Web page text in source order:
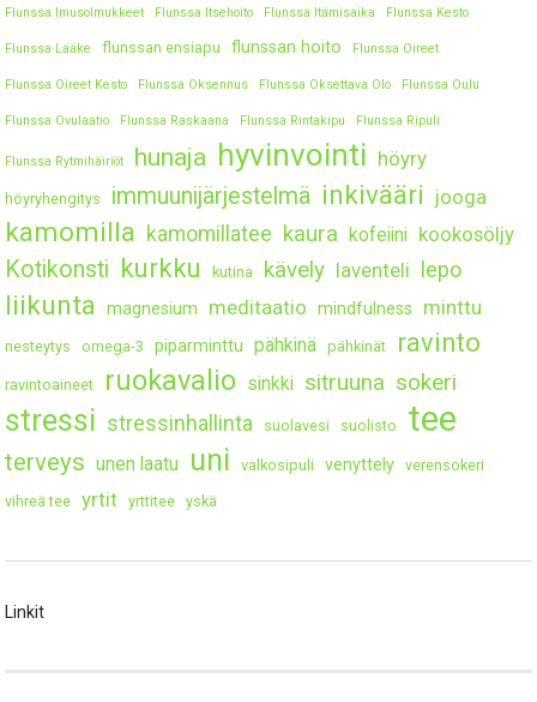
Flunssa Imusolmukkeet Flunssa Itsehoito Flunssa Itämisaika Flunssa Kesto
Flunssa Lääke flunssan ensiapu flunssan hoito Flunssa Oireet
Flunssa Oireet Kesto Flunssa Oksennus Flunssa Oksettava Olo Flunssa Oulu
Flunssa Ovulaatio Flunssa Raskaana Flunssa Rintakipu Flunssa Ripuli
Flunssa Rytmihäiriöt hunaja hyvinvointi höyry
höyryhengitys immuunijärjestelmä inkivääri jooga
kamomilla kamomillatee kaura kofeiini kookosöljy
Kotikonsti kurkku kutina kävely laventeli lepo
liikunta magnesium meditaatio mindfulness minttu
nesteytys omega-3 piparminttu pähkinä pähkinät ravinto
ravintoaineet ruokavalio sinkki sitruuna sokeri
stressi stressinhallinta suolavesi suolisto tee
terveys unen laatu uni valkosipuli venyttely
verensokeri
vihreä tee
yrtit yrttitee yskä
Linkit